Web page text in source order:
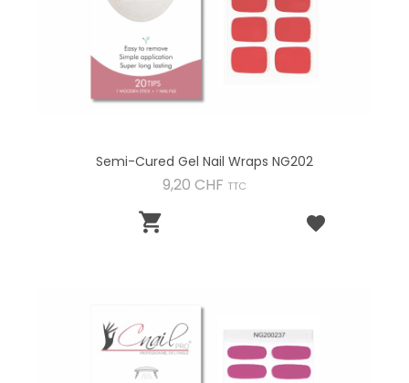
Semi-Cured Gel Nail Wraps NG202
9,20 CHF Preis
TTC
